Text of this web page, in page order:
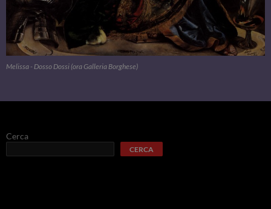
Melissa - Dosso Dossi (ora Galleria Borghese)
Cerca
CERCA